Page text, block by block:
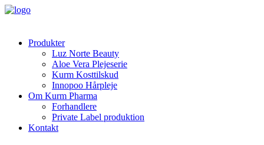
Produkter
Luz Norte Beauty
Aloe Vera Plejeserie
Kurm Kosttilskud
Innopoo Hårpleje
Om Kurm Pharma
Forhandlere
Private Label produktion
Kontakt